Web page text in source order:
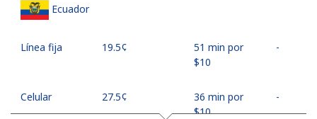
Ecuador
Línea fija ⁦19.5¢⁩
51 min por
⁦$10⁩
-
Celular ⁦27.5¢⁩
36 min por
⁦$10⁩
-